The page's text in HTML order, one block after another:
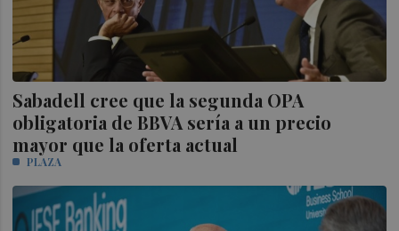
Sabadell cree que la segunda OPA
obligatoria de BBVA sería a un precio
mayor que la oferta actual
PLAZA